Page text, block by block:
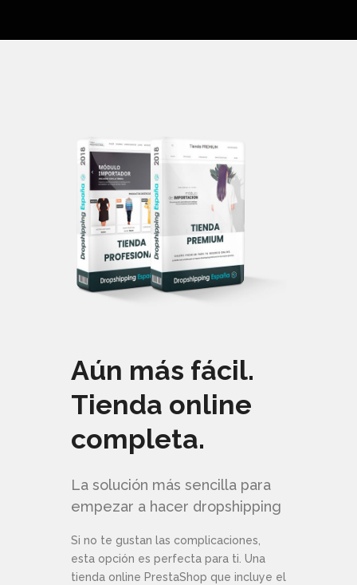
Aún más fácil.
Tienda online
completa.
La solución más sencilla para
empezar a hacer dropshipping
Si no te gustan las complicaciones,
esta opción es perfecta para ti. Una
tienda online PrestaShop que incluye el